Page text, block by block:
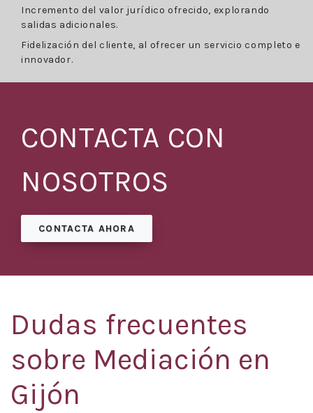
Incremento del valor jurídico ofrecido, explorando
salidas adicionales.
Fidelización del cliente, al ofrecer un servicio completo e
innovador.
CONTACTA CON
NOSOTROS
CONTACTA AHORA
Dudas frecuentes
sobre Mediación en
Gijón